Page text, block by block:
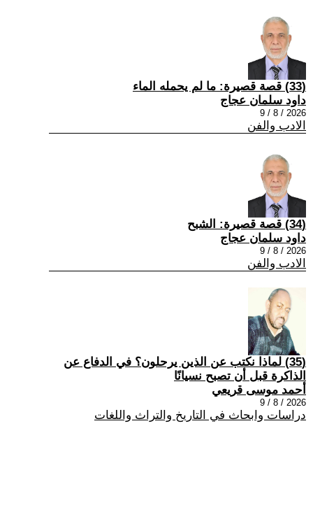
(33) قصة قصيرة: ما لم يحمله الماء
داود سلمان عجاج
2026 / 8 / 9
الادب والفن
(34) قصة قصيرة: الشبح
داود سلمان عجاج
2026 / 8 / 9
الادب والفن
(35) لماذا نكتب عن الذين يرحلون؟ في الدفاع عن
الذاكرة قبل أن تصبح نسيانًا
أحمد موسى قريعي
2026 / 8 / 9
دراسات وابحاث في التاريخ والتراث واللغات